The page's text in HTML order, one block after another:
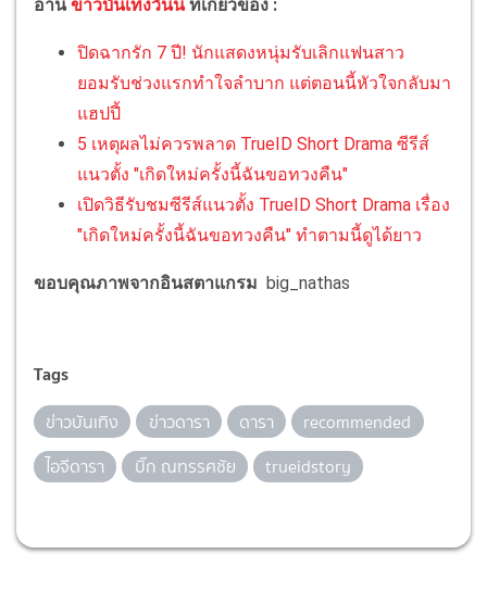
อ่านข่าวบันเทิงวันนี้ ที่เกี่ยวข้อง :
ปิดฉากรัก 7 ปี! นักแสดงหนุ่มรับเลิกแฟนสาว
ยอมรับช่วงแรกทำใจลำบาก แต่ตอนนี้หัวใจกลับมา
แฮปปี้
5 เหตุผลไม่ควรพลาด TrueID Short Drama ซีรีส์
แนวตั้ง "เกิดใหม่ครั้งนี้ฉันขอทวงคืน"
เปิดวิธีรับชมซีรีส์แนวตั้ง TrueID Short Drama เรื่อง
"เกิดใหม่ครั้งนี้ฉันขอทวงคืน" ทำตามนี้ดูได้ยาว
ขอบคุณภาพจากอินสตาแกรม big_nathas
Tags
ข่าวบันเทิง ข่าวดารา ดารา
recommended
ไอจีดารา
บิ๊ก ณทรรศชัย trueidstory